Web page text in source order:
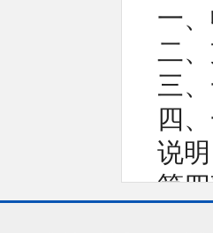
一
二
三
四
说明
第